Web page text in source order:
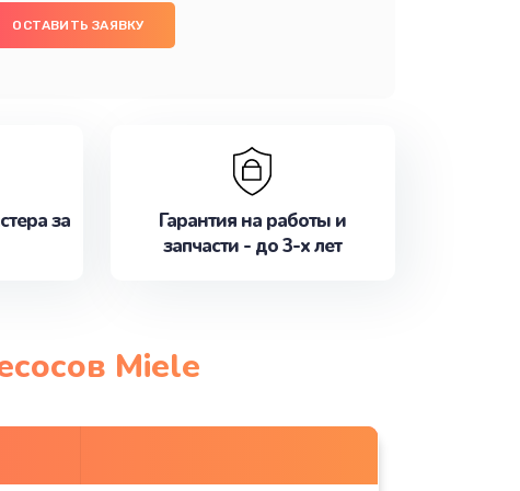
ОСТАВИТЬ ЗАЯВКУ
за
Гарантия на работы и
запчасти - до 3-х лет
Miele